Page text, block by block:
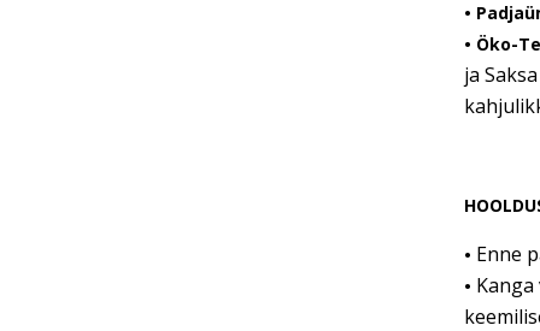
•
• Öko-
ja
• Enne
•